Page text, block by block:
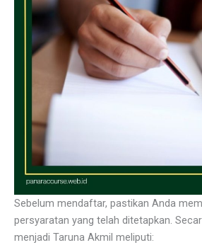
Sebelum mendaftar, pastikan Anda
persyaratan yang telah ditetapkan.
menjadi Taruna Akmil meliputi: